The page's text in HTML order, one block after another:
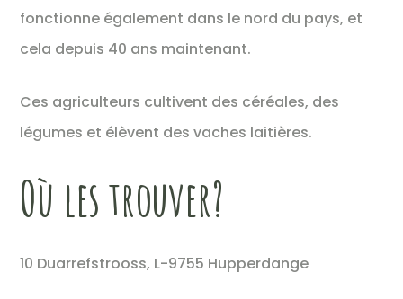
fonctionne également dans le nord du pays, et
cela depuis 40 ans maintenant.
Ces agriculteurs cultivent des céréales, des
légumes et élèvent des vaches laitières.
Où les trouver?
10 Duarrefstrooss, L-9755 Hupperdange